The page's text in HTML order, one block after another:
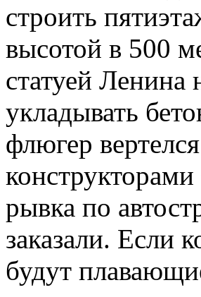
строить
высотой в 500
статуей Ленина
укладывать
флюгер
рывка по
заказали. Если
будут